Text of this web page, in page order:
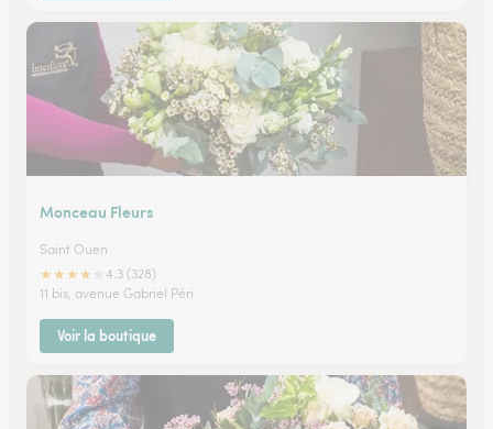
Monceau Fleurs
Saint Ouen
★★★★
4.3 (328)
11 bis, avenue Gabriel Péri
Voir la boutique